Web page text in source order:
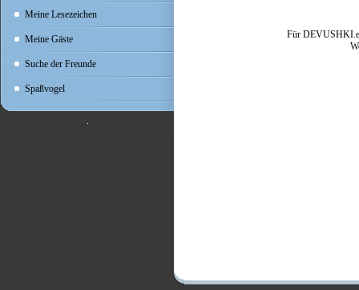
Meine Lesezeichen
Meine Gäste
Suche der Freunde
Spaßvogel
Für